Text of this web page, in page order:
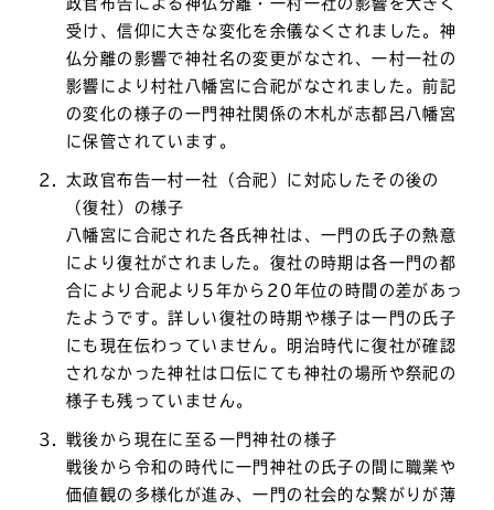
受け、信仰に大きな変化を余儀なくされました。神
仏分離の影響で神社名の変更がなされ、一村一社の
影響により村社八幡宮に合祀がなされました。前記
の変化の様子の一門神社関係の木札が志都呂八幡宮
に保管されています。
太政官布告一村一社（合祀）に対応したその後の
（復社）の様子
八幡宮に合祀された各氏神社は、一門の氏子の熱意
により復社がされました。復社の時期は各一門の都
合により合祀より5年から20年位の時間の差があっ
たようです。詳しい復社の時期や様子は一門の氏子
にも現在伝わっていません。明治時代に復社が確認
されなかった神社は口伝にても神社の場所や祭祀の
様子も残っていません。
戦後から現在に至る一門神社の様子
戦後から令和の時代に一門神社の氏子の間に職業や
価値観の多様化が進み、一門の社会的な繋がりが薄